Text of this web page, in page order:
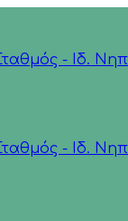
- Ιδ.
- Ιδ.